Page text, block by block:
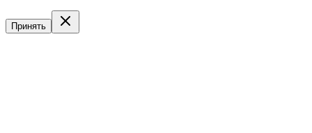
Принять